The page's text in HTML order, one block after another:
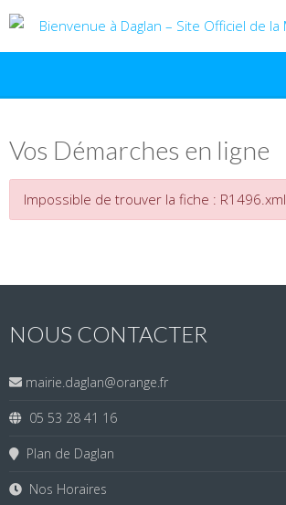
Vos Démarches en ligne
Impossible de trouver la fiche : R1496.xml
NOUS CONTACTER
mairie.daglan@orange.fr
05 53 28 41 16
Plan de Daglan
Nos Horaires